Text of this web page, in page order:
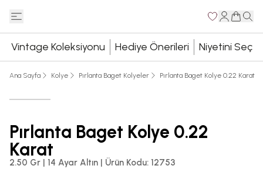
Vintage Koleksiyonu Hediye Önerileri Niyetini Seç
Ana Sayfa Kolye Pırlanta Baget Kolyeler Pırlanta Baget Kolye 0.22 Karat
Pırlanta Baget Kolye 0.22
Karat
2.50 Gr | 14 Ayar Altın | Ürün Kodu: 12753